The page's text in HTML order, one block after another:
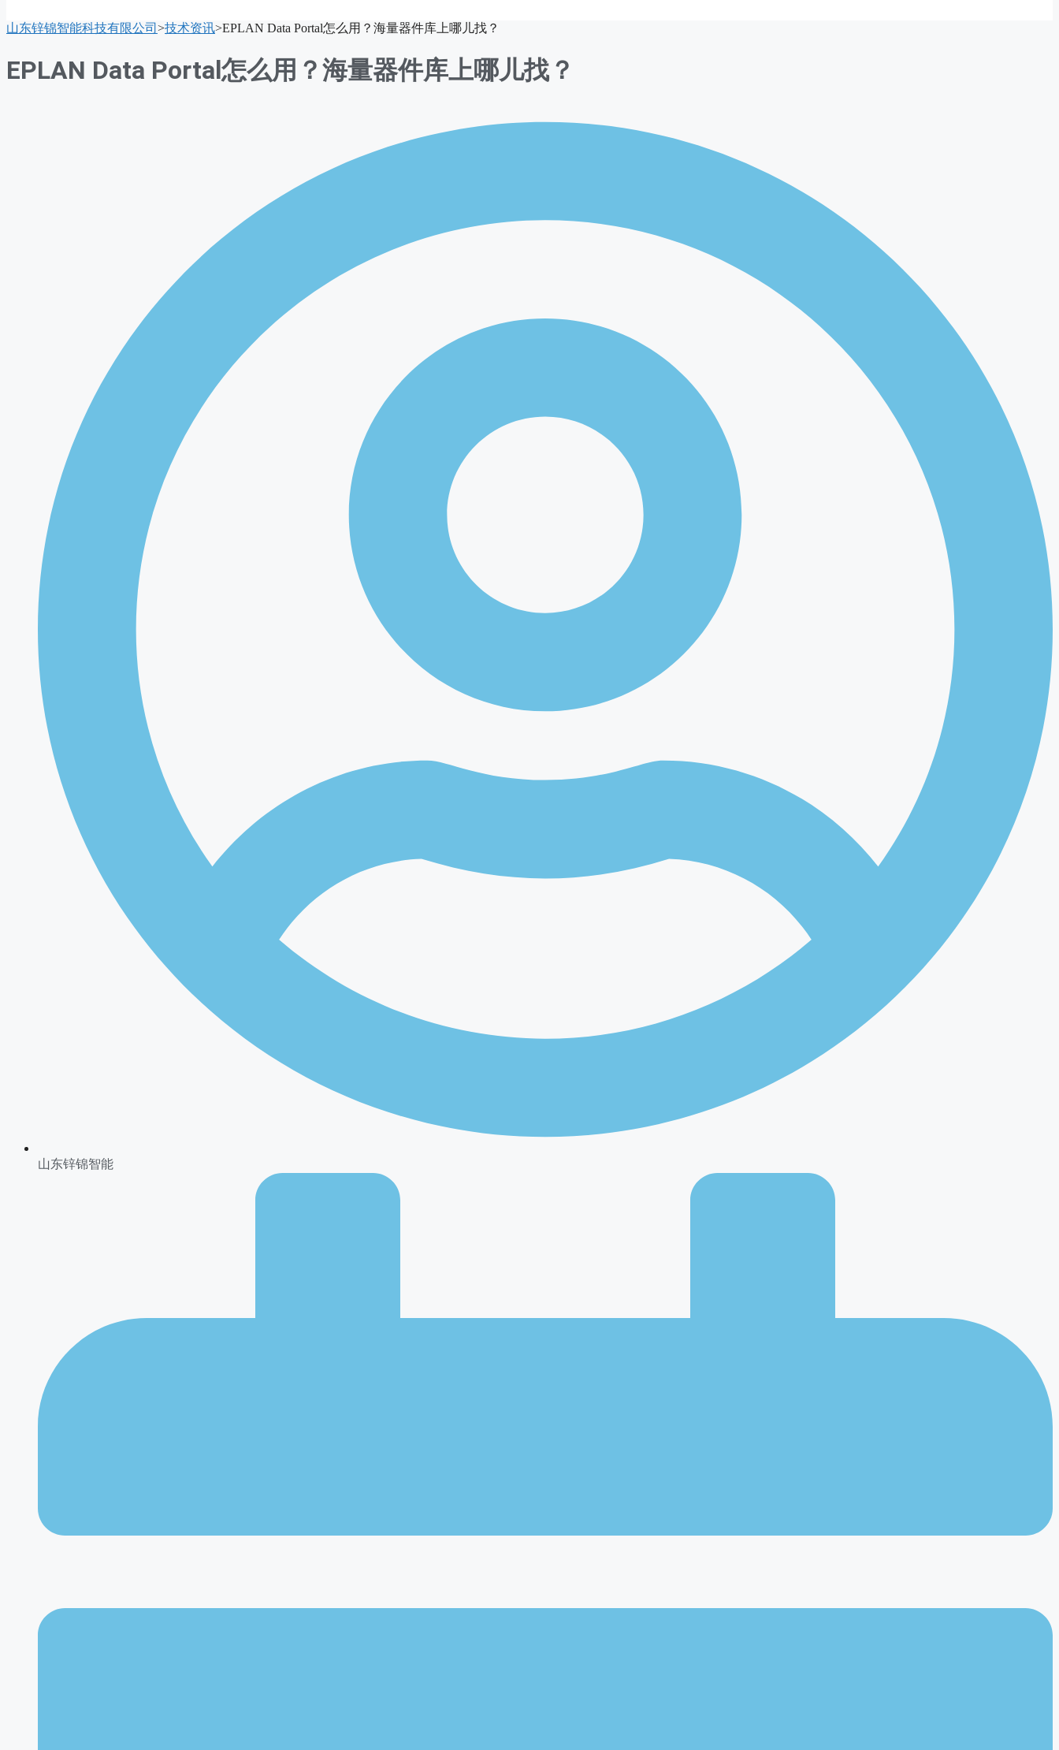
山东锌锦智能科技有限公司 >技术资讯>EPLAN Data Portal怎么用？海量器件库上哪儿找？
EPLAN Data Portal怎么用？海量器件库上哪儿找？
山东锌锦智能